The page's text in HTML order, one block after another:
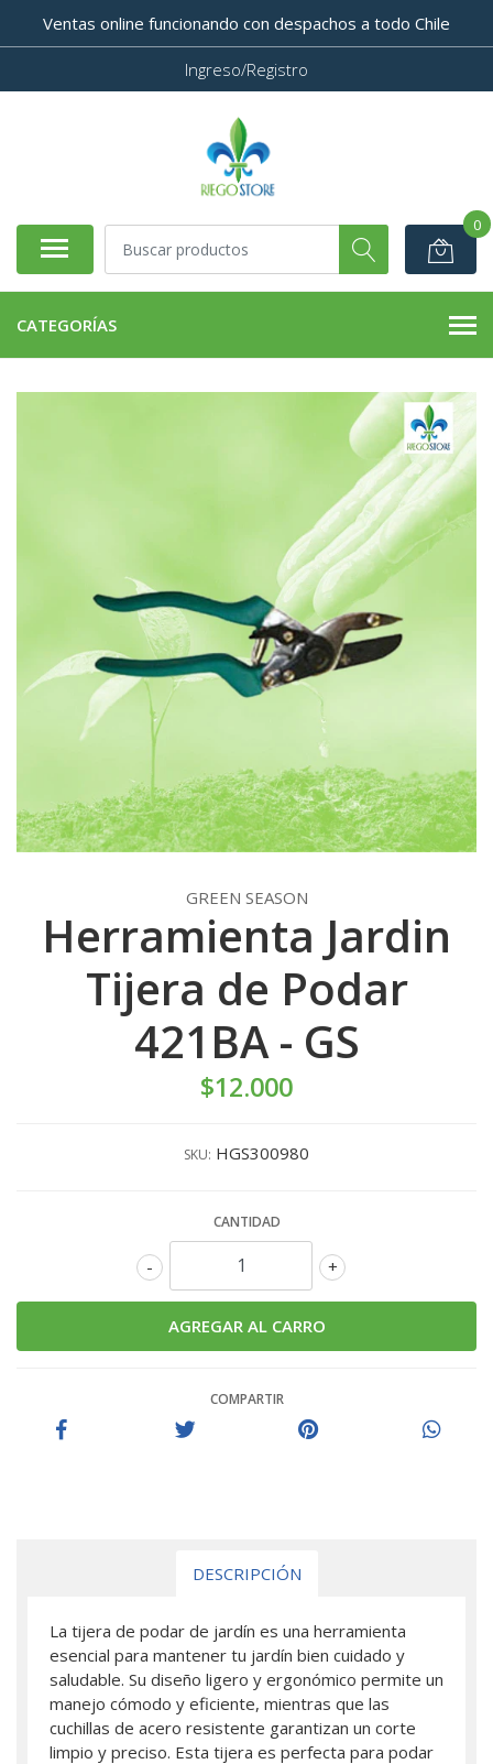
Ventas online funcionando con despachos a todo Chile
Ingreso/Registro
0
CATEGORÍAS
GREEN SEASON
Herramienta Jardin
Tijera de Podar
421BA - GS
$12.000
SKU: HGS300980
CANTIDAD
+
-
COMPARTIR
DESCRIPCIÓN
La tijera de podar de jardín es una herramienta
esencial para mantener tu jardín bien cuidado y
saludable. Su diseño ligero y ergonómico permite un
manejo cómodo y eficiente, mientras que las
cuchillas de acero resistente garantizan un corte
limpio y preciso. Esta tijera es perfecta para podar